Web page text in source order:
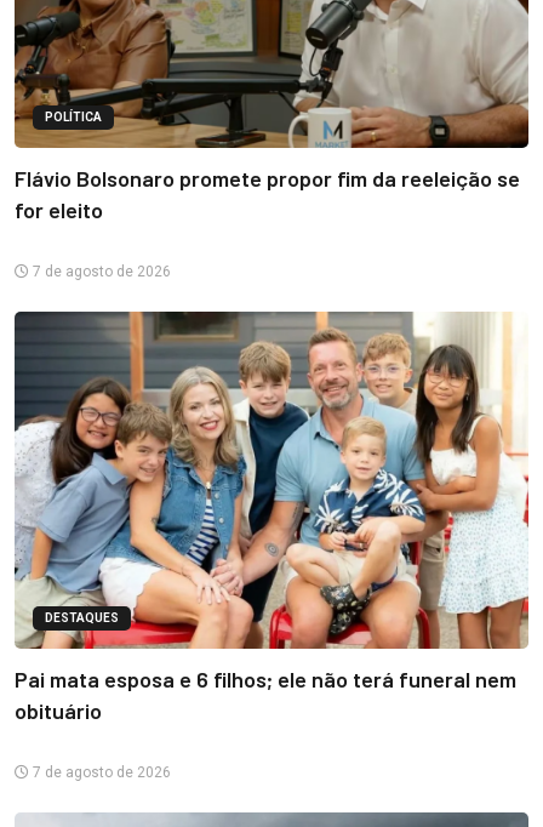
POLÍTICA
Flávio Bolsonaro promete propor fim da reeleição se
for eleito
7 de agosto de 2026
DESTAQUES
Pai mata esposa e 6 filhos; ele não terá funeral nem
obituário
7 de agosto de 2026